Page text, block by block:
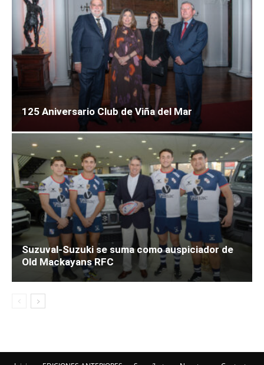
125 Aniversario Club de Viña del Mar
Suzuval-Suzuki se suma como auspiciador de
Old Mackayans RFC